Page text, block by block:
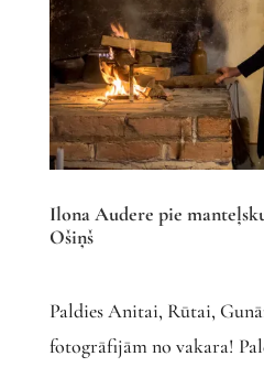
Ilona Audere pie
Ošiņš
Paldies Anitai, Rūtai,
fotogrāfijām no vakara!